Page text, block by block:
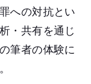
への対抗とい
・共有を通じ
筆者の体験に